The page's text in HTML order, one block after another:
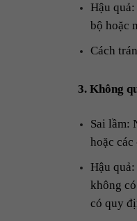
Hậu
bộ hoặc
Cách
3. Không
Sai lầm:
hoặc các
Hậu
không
có quy